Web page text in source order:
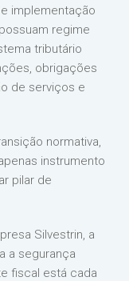
implementação
regime
tributário
obrigações
de serviços e
normativa,
instrumento
pilar de
Silvestrin, a
a segurança
fiscal está cada